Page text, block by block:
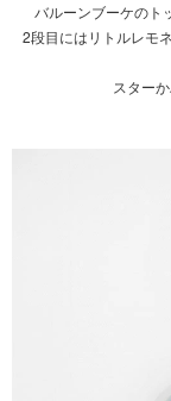
バルーンブーケのト
2段目にはリトルレモ
スター